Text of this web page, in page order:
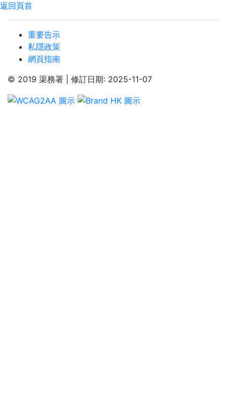
返回頁首
重要告示
私隱政策
網頁指南
© 2019 渠務署 | 修訂日期: 2025-11-07